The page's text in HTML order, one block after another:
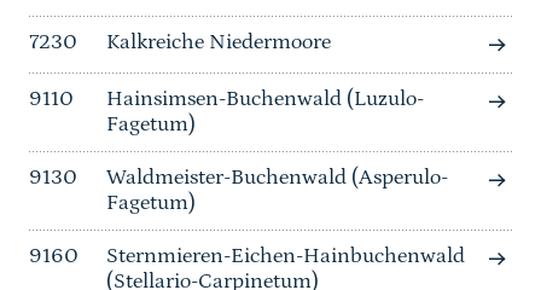
7230 Kalkreiche Niedermoore
9110
Hainsimsen-Buchenwald (Luzulo-
Fagetum)
9130
Waldmeister-Buchenwald (Asperulo-
Fagetum)
9160
Sternmieren-Eichen-Hainbuchenwald
(Stellario-Carpinetum)